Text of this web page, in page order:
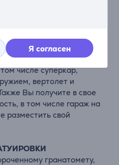
Я согласен
печатной
ТРАНСПОРТНЫХ
высококлассных
числе суперкар,
вертолет и
Вы получите в свое
в том числе гараж на
разместить свой
гранатомету,